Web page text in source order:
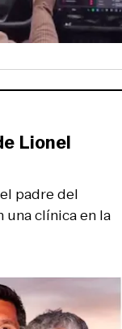
padre del
clínica en la
Lionel